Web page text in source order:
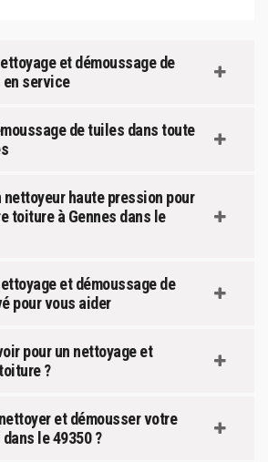
et démoussage de
en service
de tuiles dans toute
haute pression pour
toiture à Gennes dans le
et démoussage de
pour vous aider
pour un nettoyage et
?
et démousser votre
le 49350 ?